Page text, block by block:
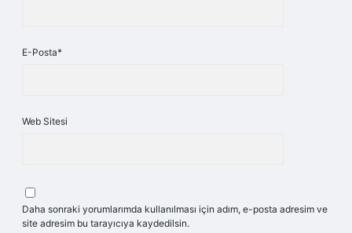
E-Posta*
Web Sitesi
Daha sonraki yorumlarımda kullanılması için adım, e-posta adresim ve
site adresim bu tarayıcıya kaydedilsin.